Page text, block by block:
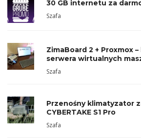
30 GB internetu za
Szafa
ZimaBoard 2 + Proxmox
serwera wirtualnych
Szafa
Przenośny klimatyzator
CYBERTAKE S1 Pro
Szafa